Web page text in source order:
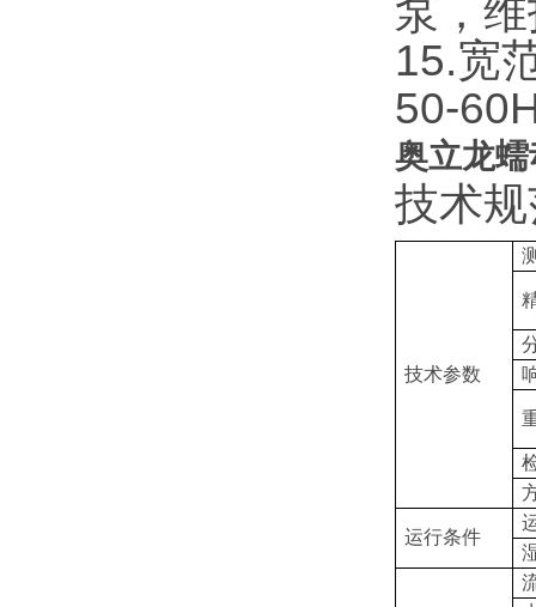
泵，
15.宽
50-
奥立龙
技术
技术参数
运行条件